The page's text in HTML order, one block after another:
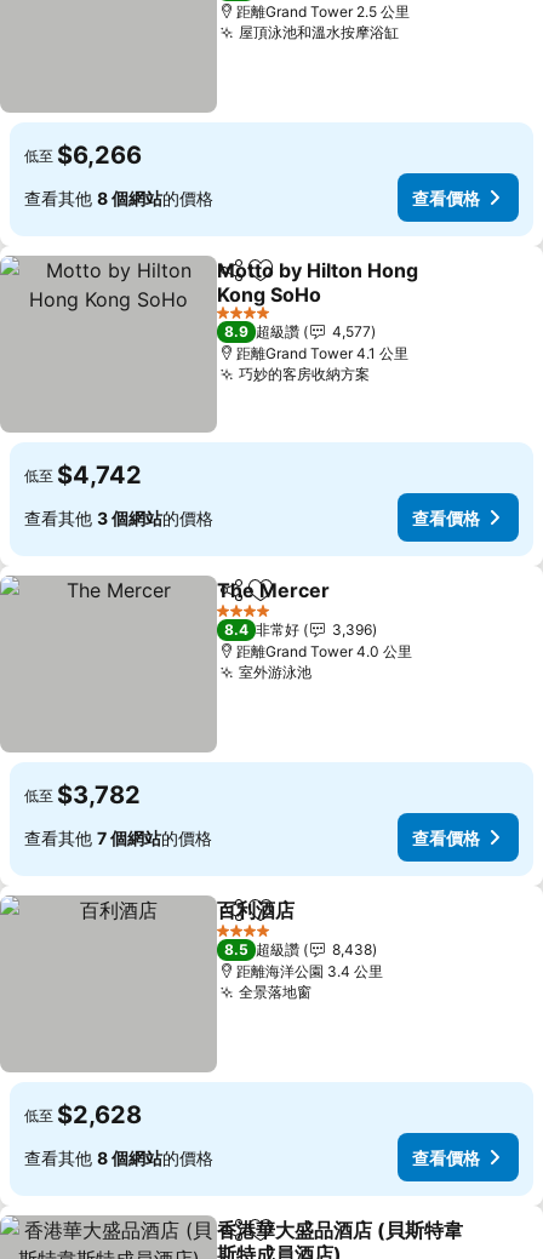
距離Grand Tower 2.5 公里
屋頂泳池和溫水按摩浴缸查看價格
低至 $6,266
查看其他 8 個網站的價格 查看價格
分享 加入我的最愛
Motto by Hilton Hong
Kong SoHo
查看價格
4 星級
8.9 超級讚
4,577
距離Grand Tower 4.1 公里
巧妙的客房收納方案
低至 $4,742
查看其他 3 個網站的價格 查看價格
分享 加入我的最愛
The Mercer
4 星級
8.4 非常好
3,396
距離Grand Tower 4.0 公里
室外游泳池查看價格
低至 $3,782
查看其他 7 個網站的價格 查看價格
分享 加入我的最愛
百利酒店
4 星級
8.5 超級讚
8,438
距離海洋公園 3.4 公里
全景落地窗查看價格
低至 $2,628
查看其他 8 個網站的價格 查看價格
分享 加入我的最愛
香港華大盛品酒店 (貝斯特韋
斯特成員酒店)